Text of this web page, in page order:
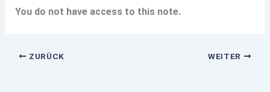
You do not have access to this note.
ZURÜCK WEITER